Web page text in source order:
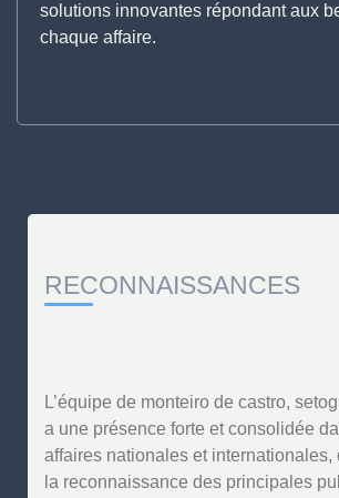
solutions innovantes répondant aux
chaque affaire.
RECONNAISSANCES
L’équipe de monteiro de castro,
a une présence forte et consolidée
affaires nationales et internationales,
la reconnaissance des principales